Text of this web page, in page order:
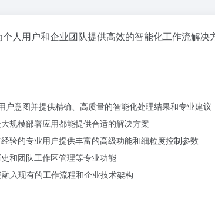
个人用户和企业团队提供高效的智能化工作流解决
意图并提供精确、高质量的智能化处理结果和专业建议
规模部署应用都能提供合适的解决方案
验的专业用户提供丰富的高级功能和细粒度控制参数
和团队工作区管理等专业功能
入现有的工作流程和企业技术架构